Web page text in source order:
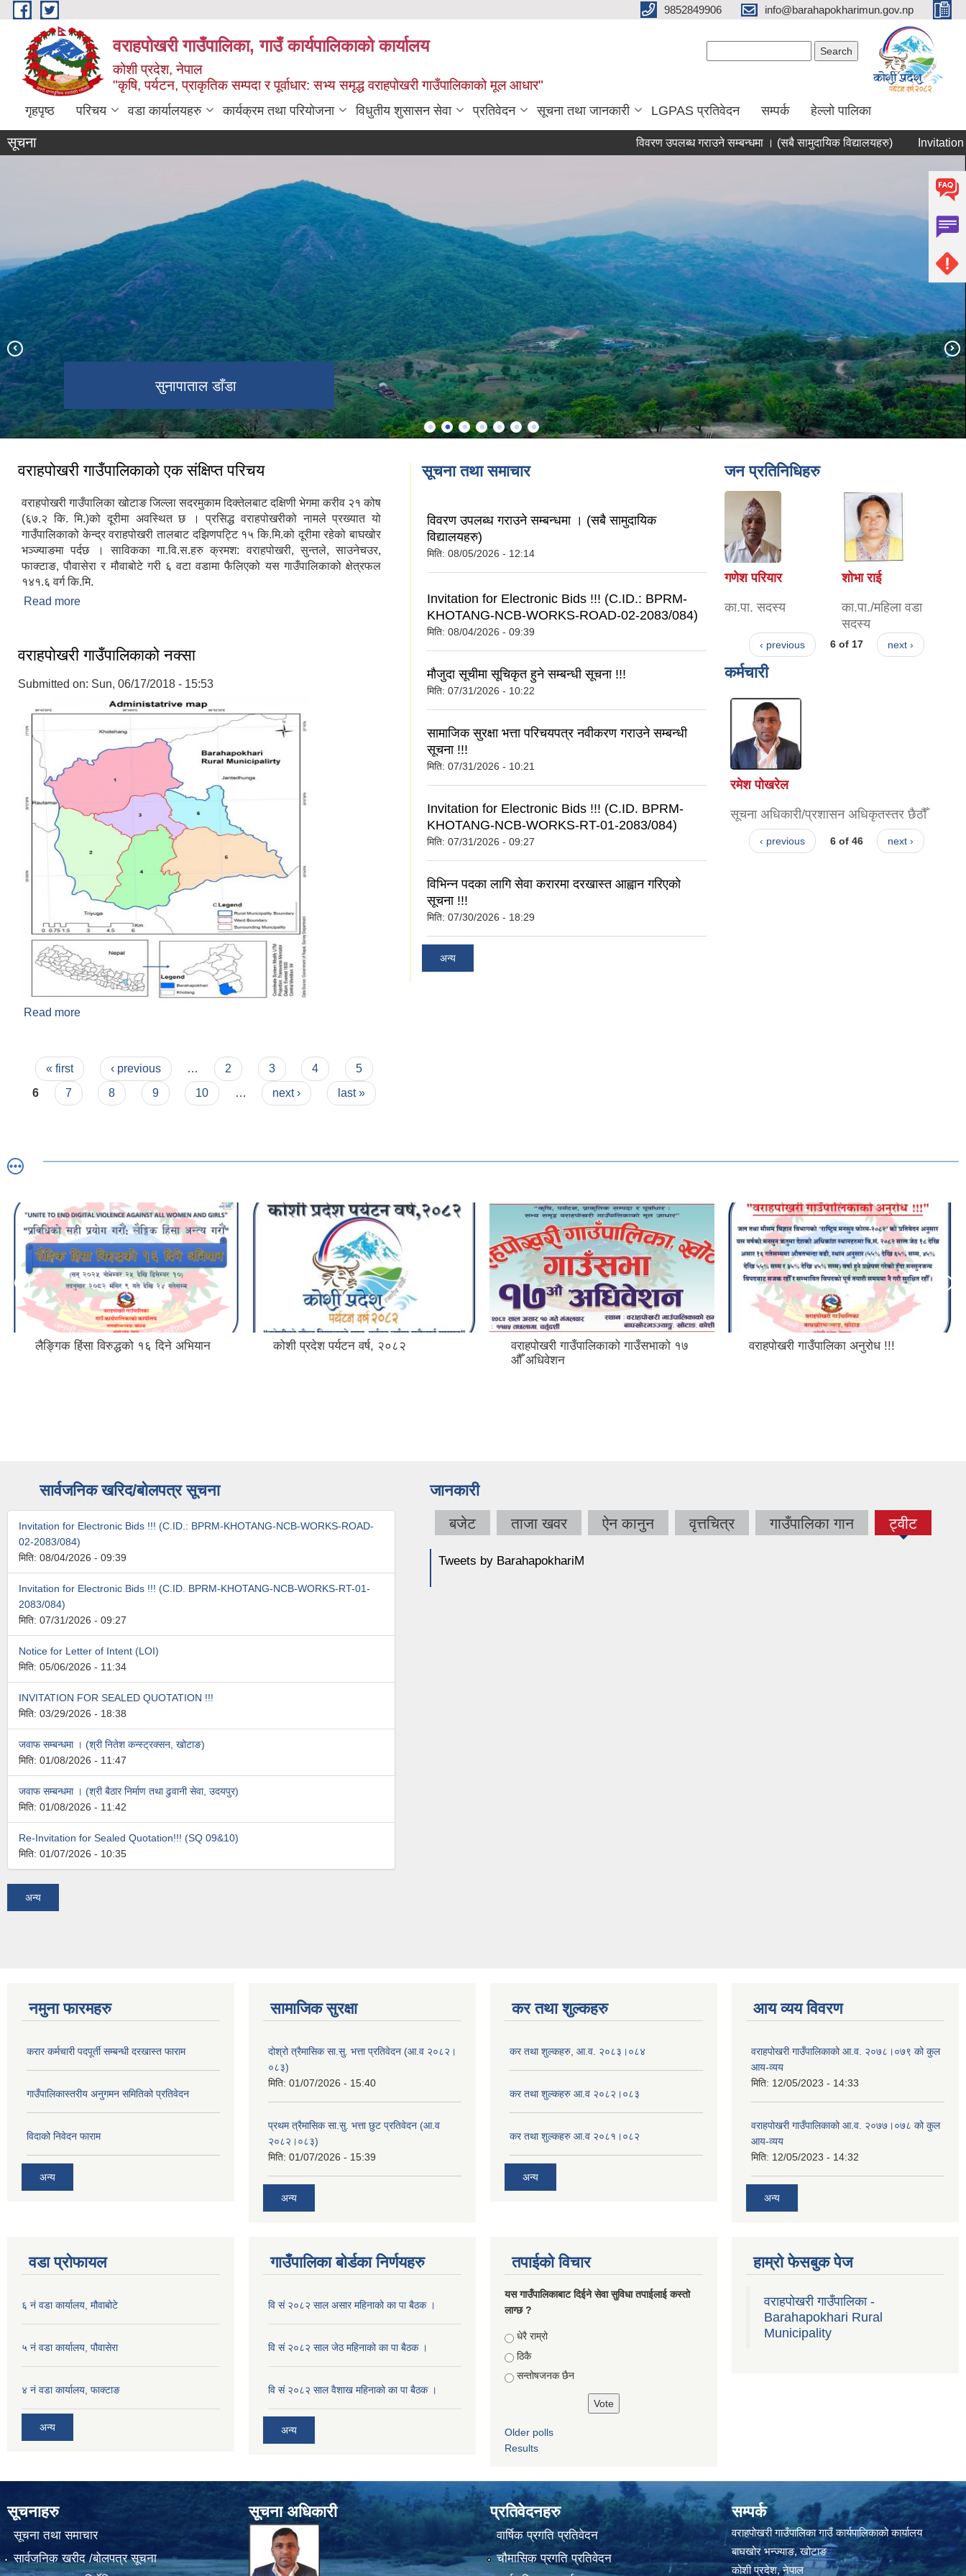
Skip to main content 9852849906 info@barahapokharimun.gov.np
वराहपोखरी गाउँपालिका, गाउँ कार्यपालिकाको कार्यालय
कोशी प्रदेश, नेपाल
"कृषि, पर्यटन, प्राकृतिक सम्पदा र पूर्वाधार: सभ्य समृद्ध वराहपोखरी गाउँपालिकाको मूल आधार"
गृहपृष्ठ परिचय वडा कार्यालयहरु कार्यक्रम तथा परियोजना विधुतीय शुसासन सेवा प्रतिवेदन सूचना तथा जानकारी LGPAS प्रतिवेदन सम्पर्क हेल्लो पालिका
सूचना विवरण उपलब्ध गराउने सम्बन्धमा । (सबै सामुदायिक विद्यालयहरु) Invitation for
वराहपोखरी गाउँपालिकाको प्रशासकीय भवन
सुनापाताल डाँडा
वराहपोखरी ताल -Top View
ईन्टरनेट टावर
वराहपोखरी गा.पा. कार्यालय भवन
गोकुलथुम्का टेलिकम टावर
हरीबोधनी एकादशी मेला-वराहपोखरी ताल
वराहपोखरी गाउँपालिकाको एक संक्षिप्त परिचय
वराहपोखरी गाउँपालिका खोटाङ जिल्ला सदरमुकाम दिक्तेलबाट दक्षिणी भेगमा करीव २१ कोष
(६७.२ कि. मि.)को दूरीमा अवस्थित छ । प्रसिद्ध वराहपोखरीको नामले प्रख्यात यो
गाउँपालिकाको केन्द्र वराहपोखरी तालबाट दझिणपट्टि १५ कि.मि.को दूरीमा रहेको बाघखोर
भञ्ज्याङमा पर्दछ । साविकका गा.वि.स.हरु क्रमश: वराहपोखरी, सुन्तले, साउनेचउर,
फाक्टाङ, पौवासेरा र मौवाबोटे गरी ६ वटा वडामा फैलिएको यस गाउँपालिकाको क्षेत्रफल
१४१.६ वर्ग कि.मि.
Read more
वराहपोखरी गाउँपालिकाको नक्सा
Submitted on: Sun, 06/17/2018 - 15:53
Read more
Pages
« first ‹ previous … 2 3 4
5
6
7 8 9 10 … next › last »
सूचना तथा समाचार
विवरण उपलब्ध गराउने सम्बन्धमा । (सबै सामुदायिक
विद्यालयहरु)
मिति: 08/05/2026 - 12:14
Invitation for Electronic Bids !!! (C.ID.: BPRM-
KHOTANG-NCB-WORKS-ROAD-02-2083/084)
मिति: 08/04/2026 - 09:39
मौजुदा सूचीमा सूचिकृत हुने सम्बन्धी सूचना !!!
मिति: 07/31/2026 - 10:22
सामाजिक सुरक्षा भत्ता परिचयपत्र नवीकरण गराउने सम्बन्धी
सूचना !!!
मिति: 07/31/2026 - 10:21
Invitation for Electronic Bids !!! (C.ID. BPRM-
KHOTANG-NCB-WORKS-RT-01-2083/084)
मिति: 07/31/2026 - 09:27
विभिन्न पदका लागि सेवा करारमा दरखास्त आह्वान गरिएको
सूचना !!!
मिति: 07/30/2026 - 18:29
अन्य
जन प्रतिनिधिहरु
गणेश परियार
का.पा. सदस्य
शोभा राई
का.पा./महिला वडा
सदस्य
‹ previous 6 of 17 next ›
कर्मचारी
रमेश पोखरेल
सूचना अधिकारी/प्रशासन अधिकृतस्तर छैठौँ
‹ previous 6 of 46 next ›
लैङ्गिक हिंसा विरुद्धको १६ दिने अभियान कोशी प्रदेश पर्यटन वर्ष, २०८२
वराहपोखरी गाउँपालिकाको गाउँसभाको १७
औँ अधिवेशन
वराहपोखरी गाउँपालिका अनुरोध !!!
सार्वजनिक खरिद/बोलपत्र सूचना
Invitation for Electronic Bids !!! (C.ID.: BPRM-KHOTANG-NCB-WORKS-ROAD-
02-2083/084)
मिति: 08/04/2026 - 09:39
Invitation for Electronic Bids !!! (C.ID. BPRM-KHOTANG-NCB-WORKS-RT-01-
2083/084)
मिति: 07/31/2026 - 09:27
Notice for Letter of Intent (LOI)
मिति: 05/06/2026 - 11:34
INVITATION FOR SEALED QUOTATION !!!
मिति: 03/29/2026 - 18:38
जवाफ सम्बन्धमा । (श्री नितेश कन्स्ट्रक्सन, खोटाङ)
मिति: 01/08/2026 - 11:47
जवाफ सम्बन्धमा । (श्री बैठार निर्माण तथा ढुवानी सेवा, उदयपुर)
मिति: 01/08/2026 - 11:42
Re-Invitation for Sealed Quotation!!! (SQ 09&10)
मिति: 01/07/2026 - 10:35
अन्य
जानकारी
बजेट ताजा खवर ऐन कानुन वृत्तचित्र गाउँपालिका गान ट्वीट
(active
Tweets by BarahapokhariM
नमुना फारमहरु
करार कर्मचारी पदपूर्ती सम्बन्धी दरखास्त फाराम
गाउँपालिकास्तरीय अनुगमन समितिको प्रतिवेदन
विदाको निवेदन फाराम
अन्य
सामाजिक सुरक्षा
दोश्रो त्रैमासिक सा.सु. भत्ता प्रतिवेदन (आ.व २०८२।
०८३)
मिति: 01/07/2026 - 15:40
प्रथम त्रैमासिक सा.सु. भत्ता छुट प्रतिवेदन (आ.व
२०८२।०८३)
मिति: 01/07/2026 - 15:39
अन्य
कर तथा शुल्कहरु
कर तथा शुल्कहरु, आ.व. २०८३।०८४
कर तथा शुल्कहरु आ.व २०८२।०८३
कर तथा शुल्कहरु आ.व २०८१।०८२
अन्य
आय व्यय विवरण
वराहपोखरी गाउँपालिकाको आ.व. २०७८।०७९ को कुल
आय-व्यय
मिति: 12/05/2023 - 14:33
वराहपोखरी गाउँपालिकाको आ.व. २०७७।०७८ को कुल
आय-व्यय
मिति: 12/05/2023 - 14:32
अन्य
वडा प्रोफायल
६ नं वडा कार्यालय, मौवाबोटे
५ नं वडा कार्यालय, पौवासेरा
४ नं वडा कार्यालय, फाक्टाङ
अन्य
गाउँपालिका बोर्डका निर्णयहरु
वि सं २०८२ साल असार महिनाको का पा बैठक ।
वि सं २०८२ साल जेठ महिनाको का पा बैठक ।
वि सं २०८२ साल वैशाख महिनाको का पा बैठक ।
अन्य
तपाईको विचार
यस गाउँपालिकाबाट दिईने सेवा सुविधा तपाईलाई कस्तो
लाग्छ ?
Choices
धेरै राम्रो
ठिकै
सन्तोषजनक छैन
Older polls
Results
हाम्रो फेसबुक पेज
वराहपोखरी गाउँपालिका -
Barahapokhari Rural
Municipality
सूचनाहरु
सूचना तथा समाचार
सार्वजनिक खरीद /बोलपत्र सूचना
सूचना अधिकारी प्रतिवेदनहरु
वार्षिक प्रगति प्रतिवेदन
चौमासिक प्रगति प्रतिवेदन
सम्पर्क
वराहपोखरी गाउँपालिका गाउँ कार्यपालिकाको कार्यालय
बाघखोर भन्ज्याङ, खोटाङ
कोशी प्रदेश, नेपाल